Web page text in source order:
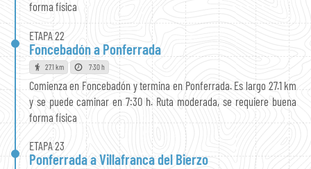
forma física
ETAPA 22
Foncebadón a Ponferrada
27.1 km 7:30 h
Comienza en Foncebadón y termina en Ponferrada. Es largo 27.1 km
y se puede caminar en 7:30 h. Ruta moderada, se requiere buena
forma física
ETAPA 23
Ponferrada a Villafranca del Bierzo